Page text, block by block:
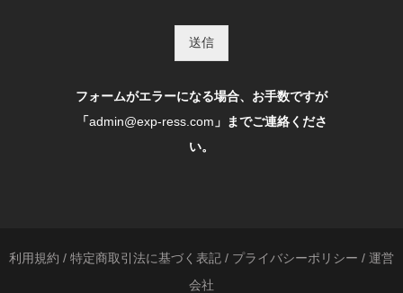
送信
フォームがエラーになる場合、お手数ですが
「admin@exp-ress.com 」までご連絡くださ
い。
利用規約 / 特定商取引法に基づく表記 / プライバシーポリシー / 運営
会社